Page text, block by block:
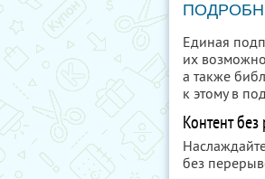
Единая
их
а также
к этому в
Контент
без